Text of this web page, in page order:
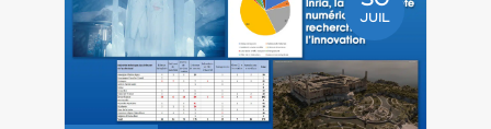
JUIL